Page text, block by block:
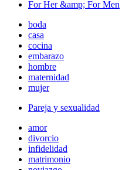
For Her &amp; For Men
boda
casa
cocina
embarazo
hombre
maternidad
mujer
Pareja y sexualidad
amor
divorcio
infidelidad
matrimonio